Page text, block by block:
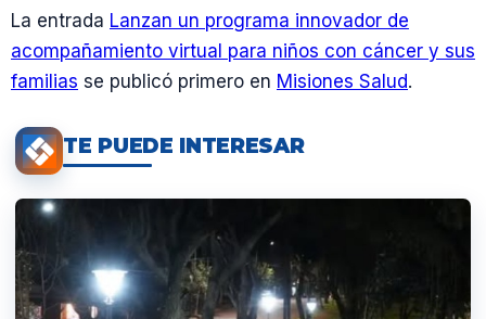
La entrada Lanzan un programa innovador de
acompañamiento virtual para niños con cáncer y sus
familias se publicó primero en Misiones Salud.
TE PUEDE INTERESAR